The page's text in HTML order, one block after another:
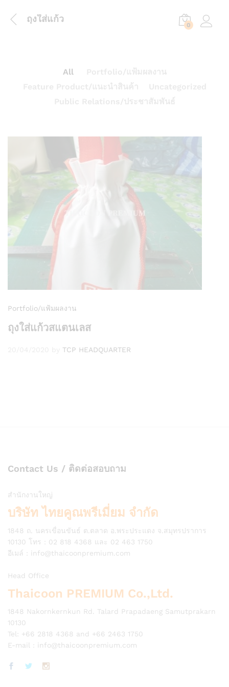
ถุงใส่แก้ว
0
All
Portfolio/แฟ้มผลงาน
ถุงใส่แก้วสแตนเลส
TCP HEADQUARTER
Contact Us / ติดต่อสอบถาม
สำนักงานใหญ่
บริษัท ไทยคูณพรีเมี่ยม จำกัด
1848 ถ. นครเขื่อนขันธ์ ต.ตลาด อ.พระประแดง จ.สมุทรปราการ
10130 โทร : 02 818 4368 และ 02 463 1750
อีเมล์ : info@thaicoonpremium.com
Head Office
Thaicoon PREMIUM Co.,Ltd.
1848 Nakornkernkun Rd. Talard Prapadaeng Samutprakarn
10130
Tel: +66 2818 4368 and +66 2463 1750
E-mail : info@thaicoonpremium.com